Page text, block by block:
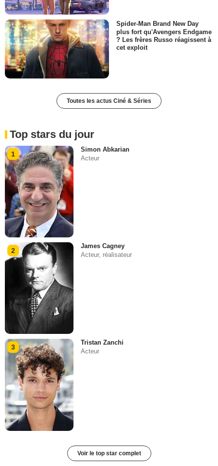
Spider-Man Brand New Day
plus fort qu'Avengers Endgame
? Les frères Russo réagissent à
cet exploit
Toutes les actus Ciné & Séries
Top stars du jour
1
Simon Abkarian
Acteur
2
James Cagney
Acteur, réalisateur
3
Tristan Zanchi
Acteur
Voir le top star complet